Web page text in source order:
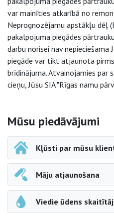
var mainīties atkarībā no
Neprognozējamu apstākļu dēļ
pakalpojuma piegādes
darbu norisei nav
piegāde var tikt atjaunota
brīdinājuma. Atvainojamies par
cieņu, Jūsu SIA "Rīgas namu
Sāna navigācija
Mūsu piedāvājumi
Kļūsti par mūsu
Māju atjaunošana
Viedie ūdens